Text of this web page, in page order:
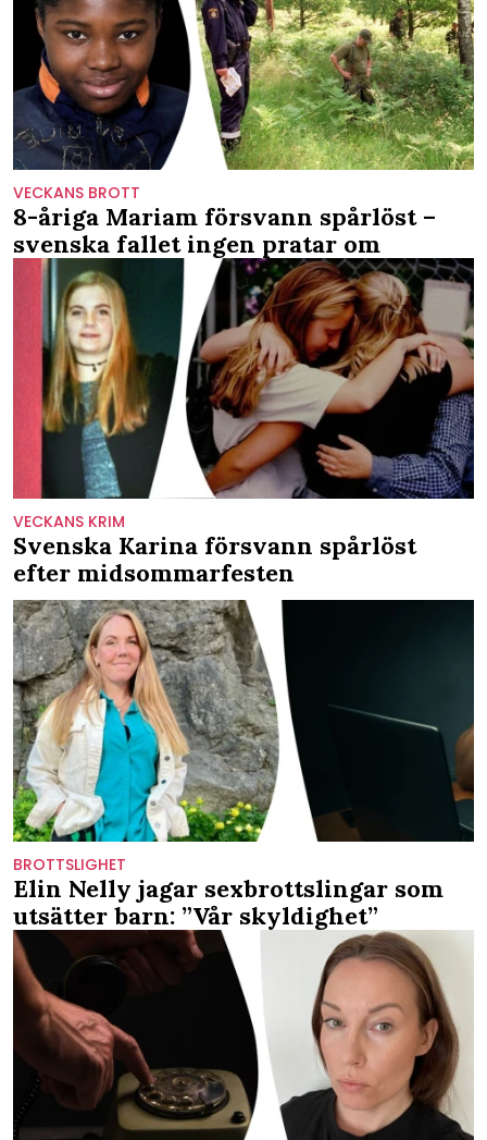
VECKANS BROTT
8-åriga Mariam försvann spårlöst –
svenska fallet ingen pratar om
VECKANS KRIM
Svenska Karina försvann spårlöst
efter midsommarfesten
BROTTSLIGHET
Elin Nelly jagar sexbrottslingar som
utsätter barn: ”Vår skyldighet”